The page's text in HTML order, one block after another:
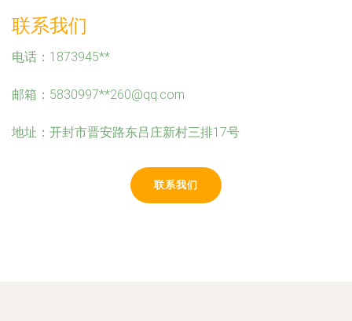
联系我们
电话：1873945**
邮箱：5830997**260@qq.com
地址：开封市晋安路东吕庄新村三排17号
联系我们